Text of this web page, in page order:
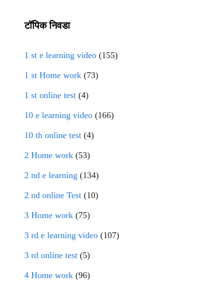
टॉपिक निवडा
1 st e learning video (155)
1 st Home work (73)
1 st online test (4)
10 e learning video (166)
10 th online test (4)
2 Home work (53)
2 nd e learning (134)
2 nd online Test (10)
3 Home work (75)
3 rd e learning video (107)
3 rd online test (5)
4 Home work (96)